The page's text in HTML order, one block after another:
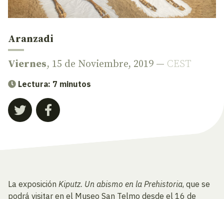
Aranzadi
Viernes, 15 de Noviembre, 2019 — CEST
Lectura: 7 minutos
La exposición Kiputz. Un abismo en la Prehistoria, que se
podrá visitar en el Museo San Telmo desde el 16 de